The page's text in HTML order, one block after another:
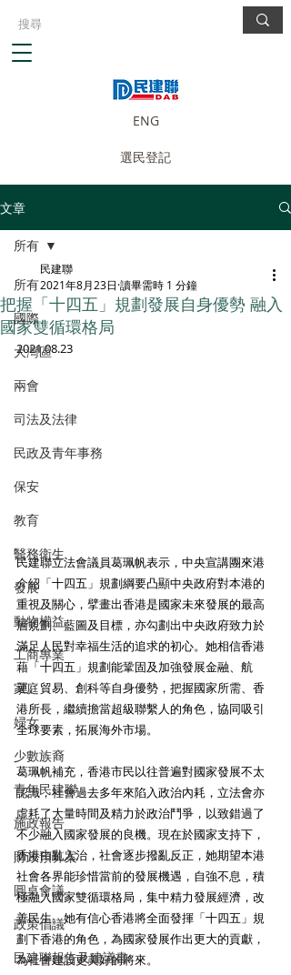
ENG
選民登記
文章
所有
國際
大灣區
兩會
司法及法律
民政及青年事務
保安
教育
醫務衛生
發展
動物權益
工商專業
家庭
婦女
少數族裔
青年民建聯
施政報告
財政預算案
圓桌會議
政策倡議
民建聯報告及建議書
所有
把握「十四五」規劃發展自身優勢 融入
國家雙循環格局
民建聯
2021年8月23日 讀畢需時 1 分鐘
2021.08.23
民建聯立法會議員葛珮帆表示，中央宣講團來港
介紹「十四五」規劃綱要凸顯中央政府對本港的
重視及關心，擘畫出香港是國家未來發展的最高
層規劃、藍圖及目標，亦勾劃出中央政府致力於
滿足人民對幸福生活的追求的初心。她相信香港
藉「十四五」規劃能鞏固及加強發展金融、航
運、貿易、創科等自身優勢，把握國家所需、香
港所長，繼續擔當超級聯繫人的角色，協同吸引
全球要素，拓展海外市場。
葛珮帆補充，香港市民以往普遍對國家發展不太
認識，社會過去多年來陷入政治內耗，立法會亦
虛耗了大量時間及精力於政治鬥爭，以致錯過了
不少融入國家發展的良機。現在於國家支持下，
香港由亂入治，社會逐步撥亂反正，她期望本港
社會各界能珍惜當前的發展機遇，自強不息，積
極融入國家雙循環格局，集中精力發展經濟，改
善民生。她有信心香港將全面發揮「十四五」規
劃下香港的角色，為國家發展作出更大的貢獻，
為社會建設更美好的將來。